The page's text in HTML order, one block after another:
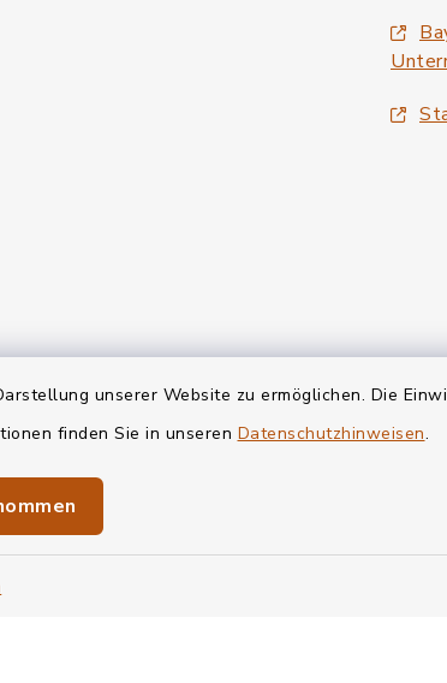
unserer Website zu ermöglichen. Die
finden Sie in unseren Datenschutzhinweisen.